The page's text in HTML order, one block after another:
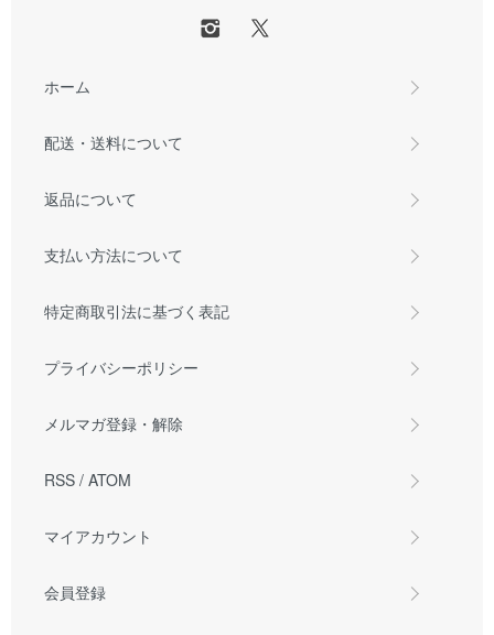
ホーム
配送・送料について
返品について
支払い方法について
特定商取引法に基づく表記
プライバシーポリシー
メルマガ登録・解除
RSS / ATOM
マイアカウント
会員登録